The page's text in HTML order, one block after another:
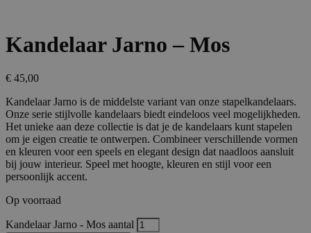
Kandelaar Jarno – Mos
€ 45,00
Kandelaar Jarno is de middelste variant van onze stapelkandelaars.
Onze serie stijlvolle kandelaars biedt eindeloos veel mogelijkheden.
Het unieke aan deze collectie is dat je de kandelaars kunt stapelen
om je eigen creatie te ontwerpen. Combineer verschillende vormen
en kleuren voor een speels en elegant design dat naadloos aansluit
bij jouw interieur. Speel met hoogte, kleuren en stijl voor een
persoonlijk accent.
Op voorraad
Kandelaar Jarno - Mos aantal